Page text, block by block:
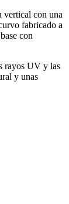
vertical con una
fabricado a
con
rayos UV y las
y unas